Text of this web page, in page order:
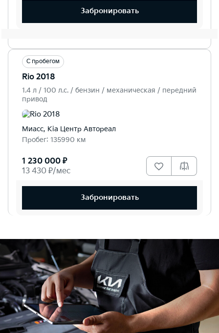
Забронировать
С пробегом
Rio 2018
1.4 л / 100 л.c. / бензин / механическая / передний
привод
Миасс, Kia Центр Автореал
Пробег: 135990 км
1 230 000 ₽
13 430 ₽/мес
Забронировать